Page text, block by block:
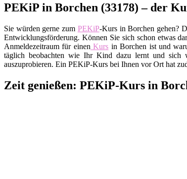
PEKiP in Borchen (33178) – der
Sie würden gerne zum PEKiP-Kurs in Borchen gehen?
Entwicklungsförderung. Können Sie sich schon etwas
Anmeldezeitraum für einen Kurs in Borchen ist und
täglich beobachten wie Ihr Kind dazu lernt und sich
auszuprobieren. Ein PEKiP-Kurs bei Ihnen vor Ort hat
Zeit genießen: PEKiP-Kurs in